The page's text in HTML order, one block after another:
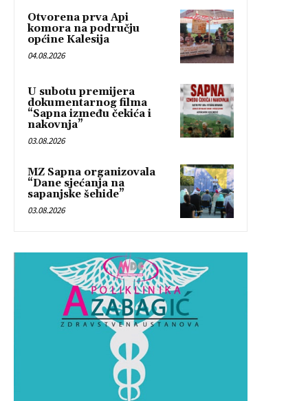
Otvorena prva Api
komora na području
općine Kalesija
04.08.2026
U subotu premijera
dokumentarnog filma
“Sapna između čekića i
nakovnja”
03.08.2026
MZ Sapna organizovala
“Dane sjećanja na
sapanjske šehide”
03.08.2026